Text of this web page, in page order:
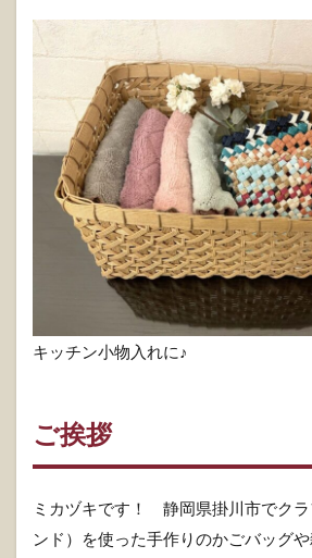
キッチン小物入れに♪
ご挨拶
ミカヅキです！ 静岡県掛川市でク
ンド）を使った手作りのかごバッグ